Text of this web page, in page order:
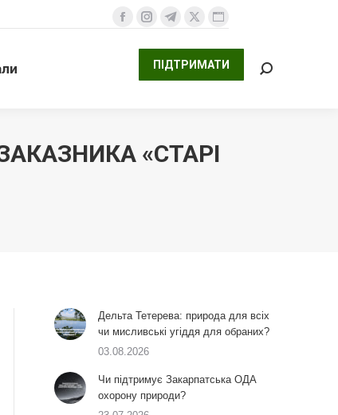
Facebook
сторінка
відкривається
Instagram
сторінка
відкривається
Telegram
сторінка
відкривається
X
сторінка
відкривається
Website
сторінка
відкривається
ПІДТРИМАТИ Search:
«СТАРІ
Дельта Тетерева: природа для всіх
чи мисливські угіддя для обраних?
03.08.2026
Чи підтримує Закарпатська ОДА
охорону природи?
ПІДТРИМАТИ